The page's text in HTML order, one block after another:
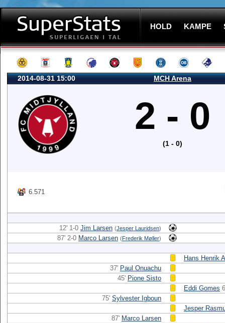
HOLD KAMPE
2014-08-31 15:00 MCH Arena
2 - 0
(1 - 0)
6.571
12' 1-0 Jim Larsen (Jesper Lauridsen)
87' 2-0 Marco Larsen (Frederik Møller)
Hans Henrik
37' Paul Onuachu
45' Pione Sisto
Eddi Gomes
75' Sylvester Igboun
Jesper
87' Marco Larsen